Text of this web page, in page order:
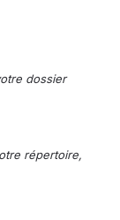
dossier
répertoire,